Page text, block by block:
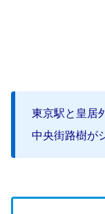
東京駅と皇居
中央街路樹が